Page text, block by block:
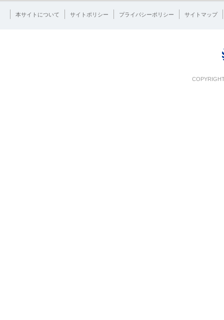
本サイトについて サイトポリシー プライバシーポリシー サイトマップ